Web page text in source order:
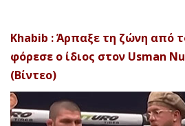
Khabib : Άρπαξε τη ζώνη από
φόρεσε ο ίδιος στον Usman
(Βίντεο)